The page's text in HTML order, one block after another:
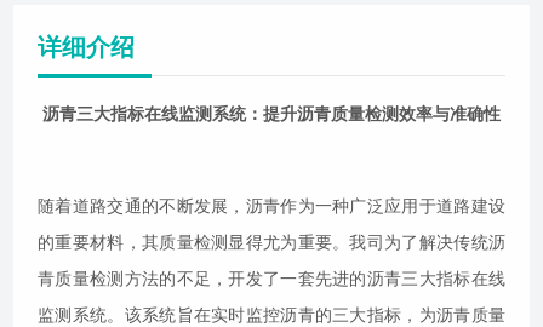
详细介绍
沥青三大指标在线监测系统：提升沥青质量检测效率与准确性
随着道路交通的不断发展，沥青作为一种广泛应用于道路建设
的重要材料，其质量检测显得尤为重要。我司为了解决传统沥
青质量检测方法的不足，开发了一套先进的沥青三大指标在线
监测系统。该系统旨在实时监控沥青的三大指标，为沥青质量